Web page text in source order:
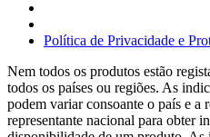
Política de Privacidade e
Nem todos os produtos estão
todos os países ou regiões. As
podem variar consoante o país e a
representante nacional para obter